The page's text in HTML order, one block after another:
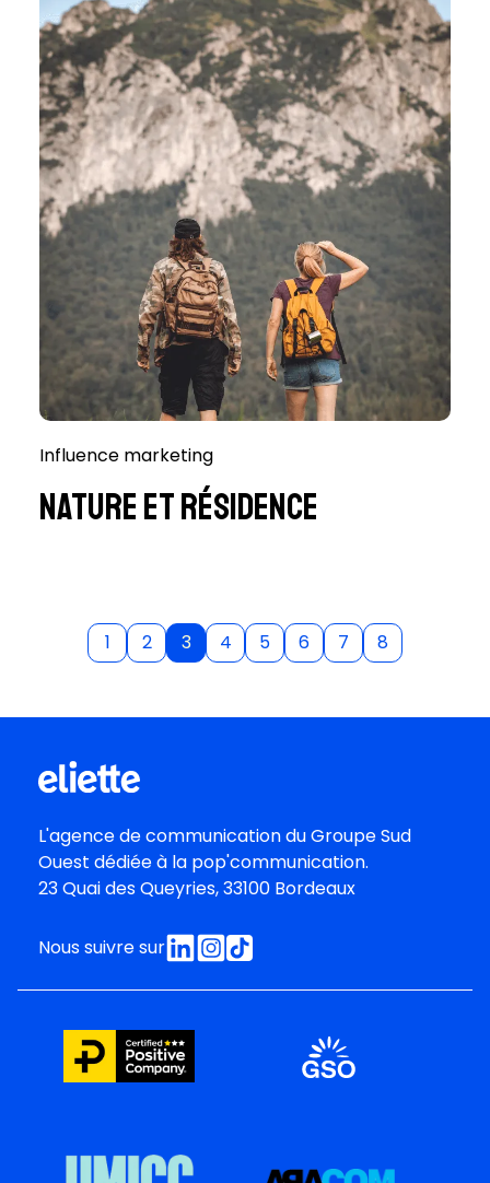
Influence marketing
Nature et Résidence
1 2 3 4 5 6 7 8
L'agence de communication duGroupe Sud
Ouest dédiée à la pop'communication.
23 Quai des Queyries, 33100 Bordeaux
Nous suivre sur